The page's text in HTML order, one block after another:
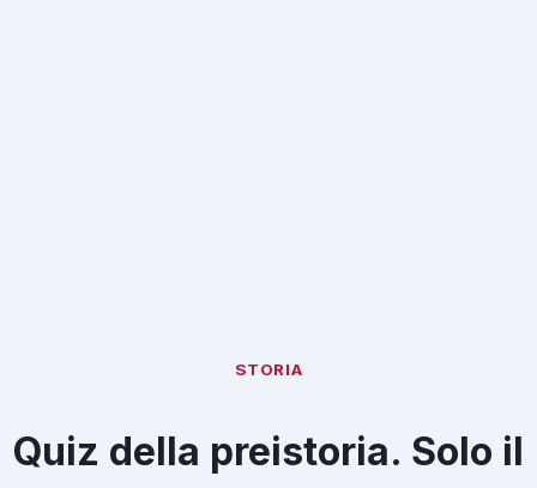
STORIA
Quiz della preistoria. Solo il